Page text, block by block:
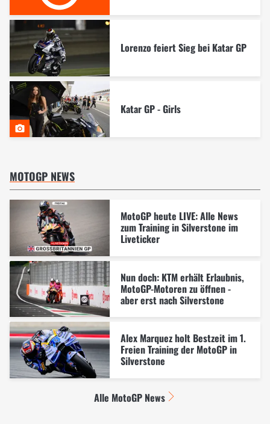
Lorenzo feiert Sieg bei Katar GP
Katar GP - Girls
MOTOGP NEWS
MotoGP heute LIVE: Alle News
zum Training in Silverstone im
Liveticker
Nun doch: KTM erhält Erlaubnis,
MotoGP-Motoren zu öffnen -
aber erst nach Silverstone
Alex Marquez holt Bestzeit im 1.
Freien Training der MotoGP in
Silverstone
Alle MotoGP News